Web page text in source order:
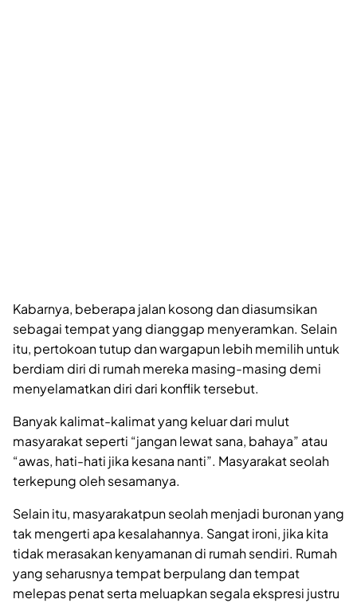
Kabarnya, beberapa jalan kosong dan diasumsikan
sebagai tempat yang dianggap menyeramkan. Selain
itu, pertokoan tutup dan wargapun lebih memilih untuk
berdiam diri di rumah mereka masing-masing demi
menyelamatkan diri dari konflik tersebut.
Banyak kalimat-kalimat yang keluar dari mulut
masyarakat seperti “jangan lewat sana, bahaya” atau
“awas, hati-hati jika kesana nanti”. Masyarakat seolah
terkepung oleh sesamanya.
Selain itu, masyarakatpun seolah menjadi buronan yang
tak mengerti apa kesalahannya. Sangat ironi, jika kita
tidak merasakan kenyamanan di rumah sendiri. Rumah
yang seharusnya tempat berpulang dan tempat
melepas penat serta meluapkan segala ekspresi justru